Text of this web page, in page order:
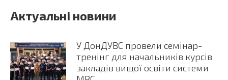
Актуальні новини
У ДонДУВС провели семінар-
тренінг для начальників курсів
закладів вищої освіти системи